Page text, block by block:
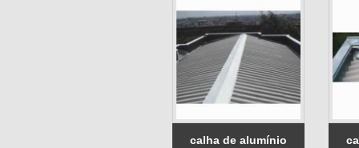
calha de alumínio